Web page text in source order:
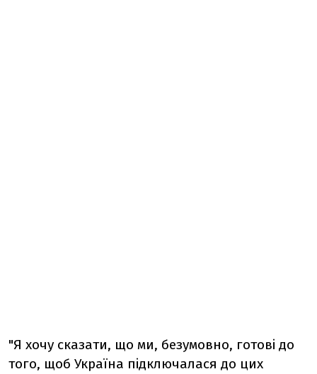
"Я хочу сказати, що ми, безумовно, готовi до
того, щоб Україна пiдключалася до цих